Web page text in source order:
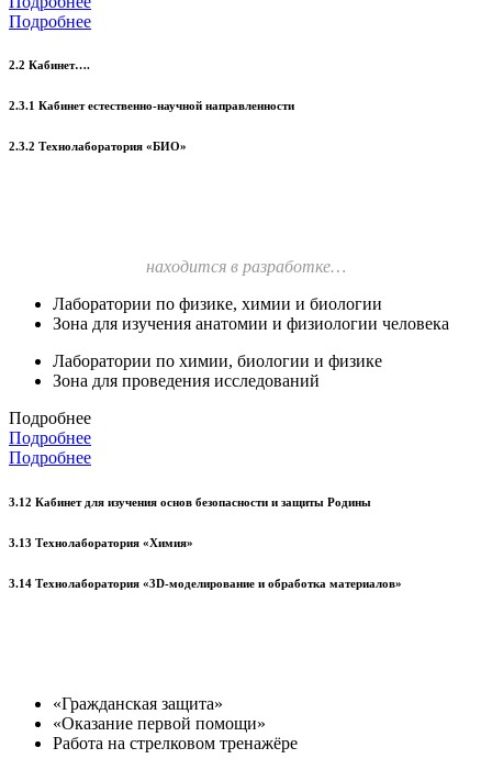
Подробнее
2.2 Кабинет….
2.3.1 Кабинет естественно-научной направленности
2.3.2 Технолаборатория «БИО»
находится в разработке…
Лаборатории по физике, химии и биологии
Зона для изучения анатомии и физиологии человека
Лаборатории по химии, биологии и физике
Зона для проведения исследований
Подробнее
Подробнее
Подробнее
3.12 Кабинет для изучения основ безопасности и защиты Родины
3.13 Технолаборатория «Химия»
3.14 Технолаборатория «3D-моделирование и обработка материалов»
«Гражданская защита»
«Оказание первой помощи»
Работа на стрелковом тренажёре